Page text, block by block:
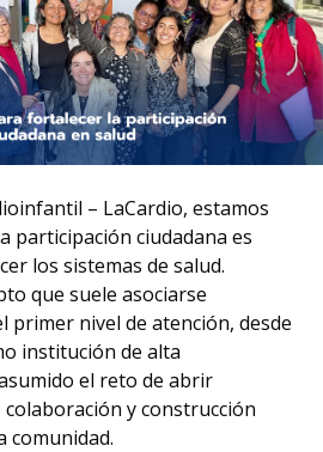
– LaCardio, estamos
participación ciudadana es
los sistemas de salud.
que suele asociarse
primer nivel de atención, desde
institución de alta
el reto de abrir
colaboración y construcción
comunidad.